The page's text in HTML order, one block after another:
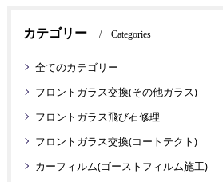
カテゴリー Categories
全てのカテゴリー
フロントガラス交換(その他ガラス)
フロントガラス飛び石修理
フロントガラス交換(コートテクト)
カーフィルム(ゴーストフィルム施工)